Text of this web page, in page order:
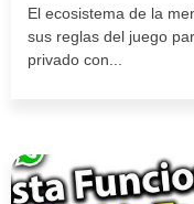
El ecosistema de la
sus reglas del juego
privado con...